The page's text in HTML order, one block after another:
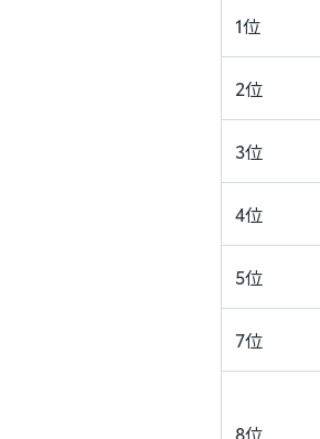
1位
2位
3位
4位
5位
7位
8位